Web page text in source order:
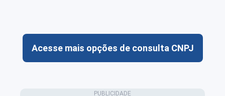
Acesse mais opções de consulta CNPJ